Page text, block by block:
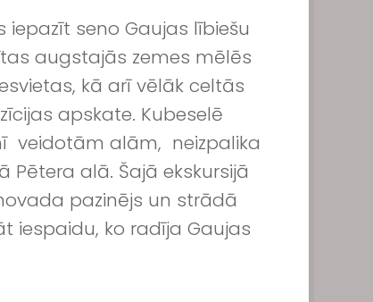
seno Gaujas lībiešu
augstajās zemes mēlēs
kā arī vēlāk celtās
apskate. Kubeselē
veidotām alām, neizpalika
alā. Šajā ekskursijā
pazinējs un strādā
iespaidu, ko radīja Gaujas